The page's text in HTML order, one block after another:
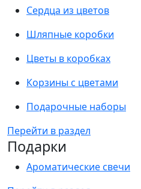
Сердца из цветов
Шляпные коробки
Цветы в коробках
Корзины с цветами
Подарочные наборы
Перейти в раздел
Подарки
Ароматические свечи